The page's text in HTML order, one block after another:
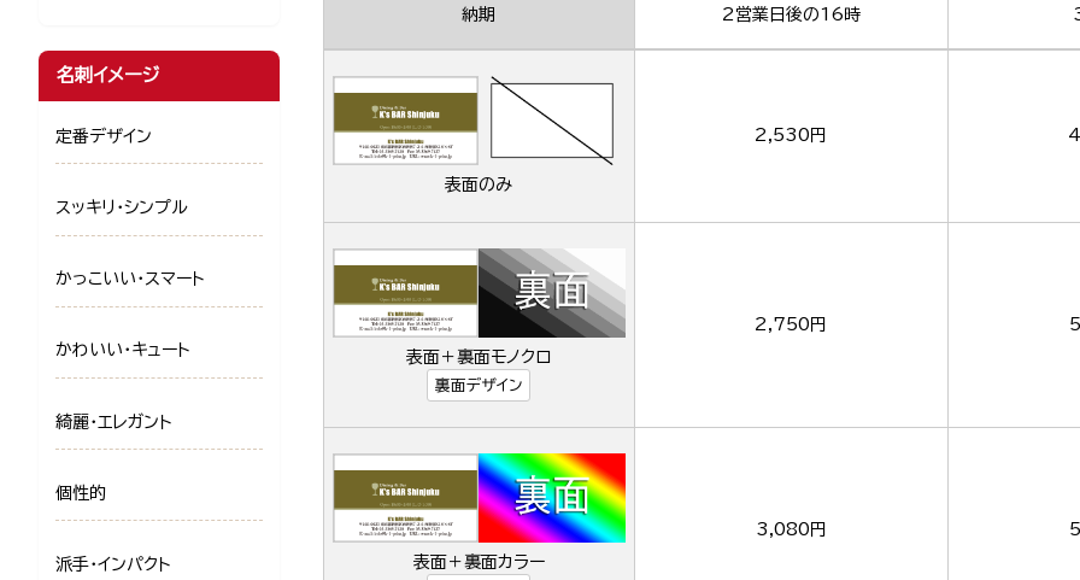
納期 2営業日後の16時
表面のみ
2,530円
表面＋裏面モノクロ
裏面デザイン
2,750円
表面＋裏面カラー
3,080円
名刺イメージ
定番デザイン
スッキリ・シンプル
かっこいい・スマート
かわいい・キュート
綺麗・エレガント
個性的
派手・インパクト